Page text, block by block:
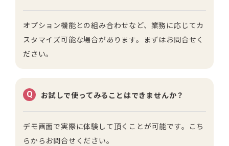
オプション機能との組み合わせなど、業務に応じてカ
スタマイズ可能な場合があります。 まずはお問合せく
ださい。
Q お試しで使ってみることはできませんか？
デモ画面で実際に体験して頂くことが可能です。 こち
らからお問合せください。